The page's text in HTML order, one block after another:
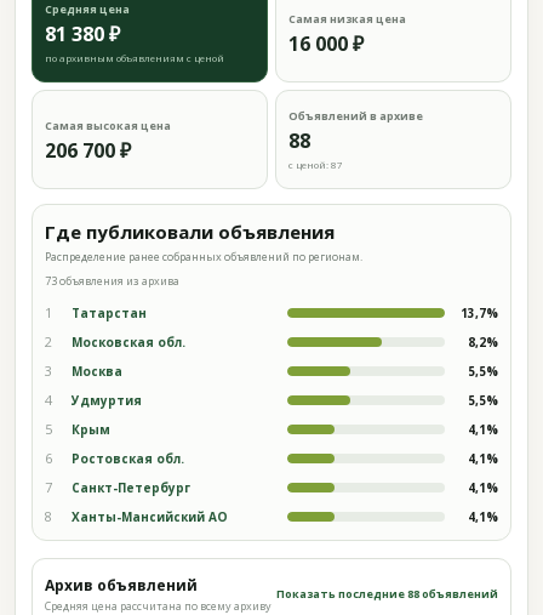
Средняя цена
81 380 ₽
по архивным объявлениям с ценой
Самая низкая цена
16 000 ₽
Самая высокая цена
206 700 ₽
Объявлений в архиве
88
с ценой: 87
Где публиковали объявления
Распределение ранее собранных объявлений по регионам.
73 объявления из архива
1 Татарстан 13,7%
2 Московская обл. 8,2%
3 Москва 5,5%
4 Удмуртия 5,5%
5 Крым 4,1%
6 Ростовская обл. 4,1%
7 Санкт-Петербург 4,1%
8 Ханты-Мансийский АО 4,1%
Архив объявлений
Средняя цена рассчитана по всему архиву
Показать последние 88 объявлений